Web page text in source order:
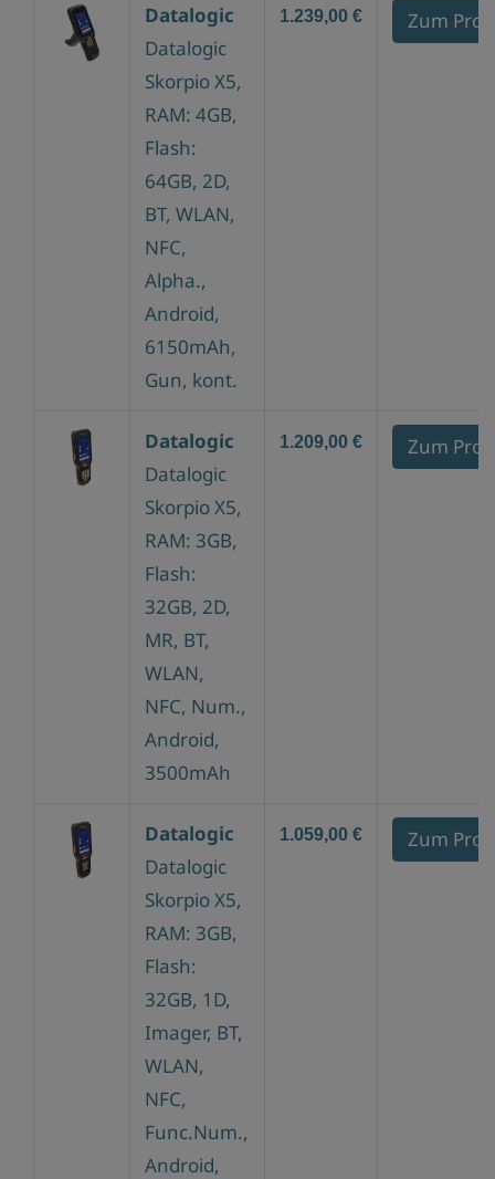
Datalogic
Datalogic
Skorpio X5,
RAM: 4GB,
Flash:
64GB, 2D,
BT, WLAN,
NFC,
Alpha.,
Android,
6150mAh,
Gun, kont.
1.239,00 € Zum
Datalogic
Datalogic
Skorpio X5,
RAM: 3GB,
Flash:
32GB, 2D,
MR, BT,
WLAN,
NFC, Num.,
Android,
3500mAh
1.209,00 € Zum
Datalogic
Datalogic
Skorpio X5,
RAM: 3GB,
Flash:
32GB, 1D,
Imager, BT,
WLAN,
NFC,
Func.Num.,
Android,
1.059,00 € Zum